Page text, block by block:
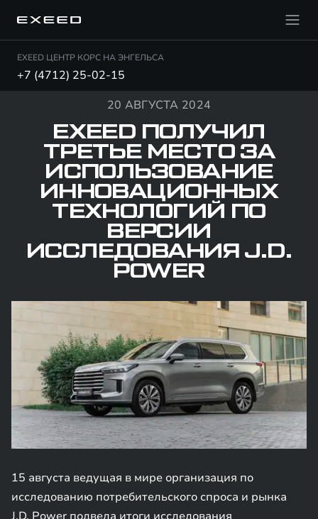
EXEED ЦЕНТР КОРС НА ЭНГЕЛЬСА
+7 (4712) 25-02-15
20 АВГУСТА 2024
EXEED ПОЛУЧИЛ
ТРЕТЬЕ МЕСТО ЗА
ИСПОЛЬЗОВАНИЕ
ИННОВАЦИОННЫХ
ТЕХНОЛОГИЙ ПО
ВЕРСИИ
ИССЛЕДОВАНИЯ J.D.
POWER
15 августа ведущая в мире организация по
исследованию потребительского спроса и рынка